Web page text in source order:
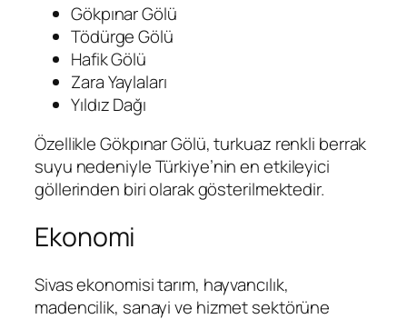
Gökpınar Gölü
Tödürge Gölü
Hafik Gölü
Zara Yaylaları
Yıldız Dağı
Özellikle Gökpınar Gölü, turkuaz renkli berrak
suyu nedeniyle Türkiye’nin en etkileyici
göllerinden biri olarak gösterilmektedir.
Ekonomi
Sivas ekonomisi tarım, hayvancılık,
madencilik, sanayi ve hizmet sektörüne